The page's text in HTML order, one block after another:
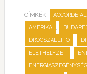
CÍMKÉK: ACCORDE
AMERIKA ,
DROGSZÁLLÍTÓ ,
ÉLETHELYZET ,
ENERGIASZEGÉNYSÉG